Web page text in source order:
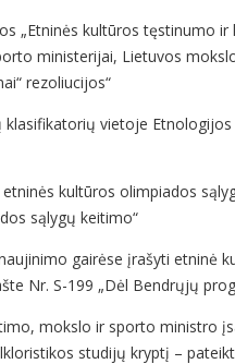
„Etninės kultūros tęstinumo
ministerijai, Lietuvos
rezoliucijos“
klasifikatorių vietoje
kultūros olimpiados
sąlygų keitimo“
gairėse įrašyti etninė
Nr. S-199 „Dėl Bendrųjų
mokslo ir sporto ministro
studijų kryptį –